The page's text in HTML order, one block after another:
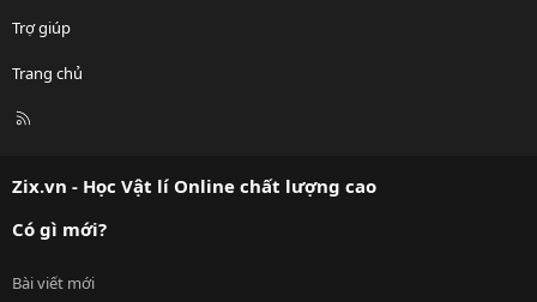
Trợ giúp
Trang chủ
R
Zix.vn - Học Vật lí Online chất lượng cao
Có gì mới?
Bài viết mới